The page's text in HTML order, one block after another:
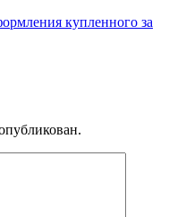
купленного за